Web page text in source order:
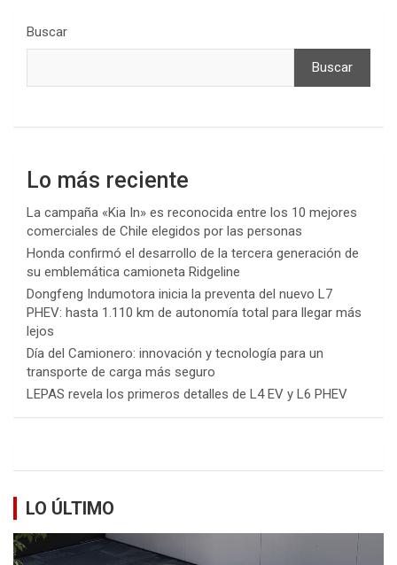
Buscar
Buscar
Lo más reciente
La campaña «Kia In» es reconocida entre los 10 mejores
comerciales de Chile elegidos por las personas
Honda confirmó el desarrollo de la tercera generación de
su emblemática camioneta Ridgeline
Dongfeng Indumotora inicia la preventa del nuevo L7
PHEV: hasta 1.110 km de autonomía total para llegar más
lejos
Día del Camionero: innovación y tecnología para un
transporte de carga más seguro
LEPAS revela los primeros detalles de L4 EV y L6 PHEV
LO ÚLTIMO